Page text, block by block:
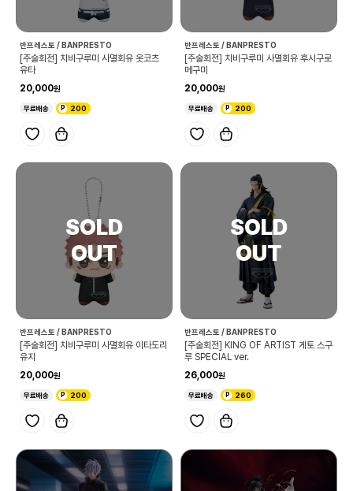
반프레스토 / BANPRESTO
[주술회전] 치비구루미 사멸회유 옷코츠
유타
20,000
무료배송 200
반프레스토 / BANPRESTO
[주술회전] 치비구루미 사멸회유 후시구로
메구미
20,000
무료배송 200
반프레스토 / BANPRESTO
[주술회전] 치비구루미 사멸회유 이타도리
유지
20,000
무료배송 200
반프레스토 / BANPRESTO
[주술회전] KING OF ARTIST 게토 스구
루 SPECIAL ver.
26,000
무료배송 260